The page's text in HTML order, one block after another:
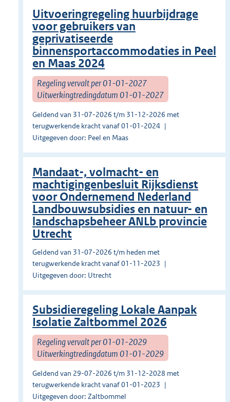
Uitvoeringregeling huurbijdrage
voor gebruikers van
geprivatiseerde
binnensportaccommodaties in Peel
en Maas 2024
Regeling vervalt per 01-01-2027
Uitwerkingtredingdatum 01-01-2027
Geldend van 31-07-2026 t/m 31-12-2026 met
terugwerkende kracht vanaf 01-01-2024
Uitgegeven door: Peel en Maas
Mandaat-, volmacht- en
machtigingenbesluit Rijksdienst
voor Ondernemend Nederland
Landbouwsubsidies en natuur- en
landschapsbeheer ANLb provincie
Utrecht
Geldend van 31-07-2026 t/m heden met
terugwerkende kracht vanaf 01-11-2023
Uitgegeven door: Utrecht
Subsidieregeling Lokale Aanpak
Isolatie Zaltbommel 2026
Regeling vervalt per 01-01-2029
Uitwerkingtredingdatum 01-01-2029
Geldend van 29-07-2026 t/m 31-12-2028 met
terugwerkende kracht vanaf 01-01-2023
Uitgegeven door: Zaltbommel